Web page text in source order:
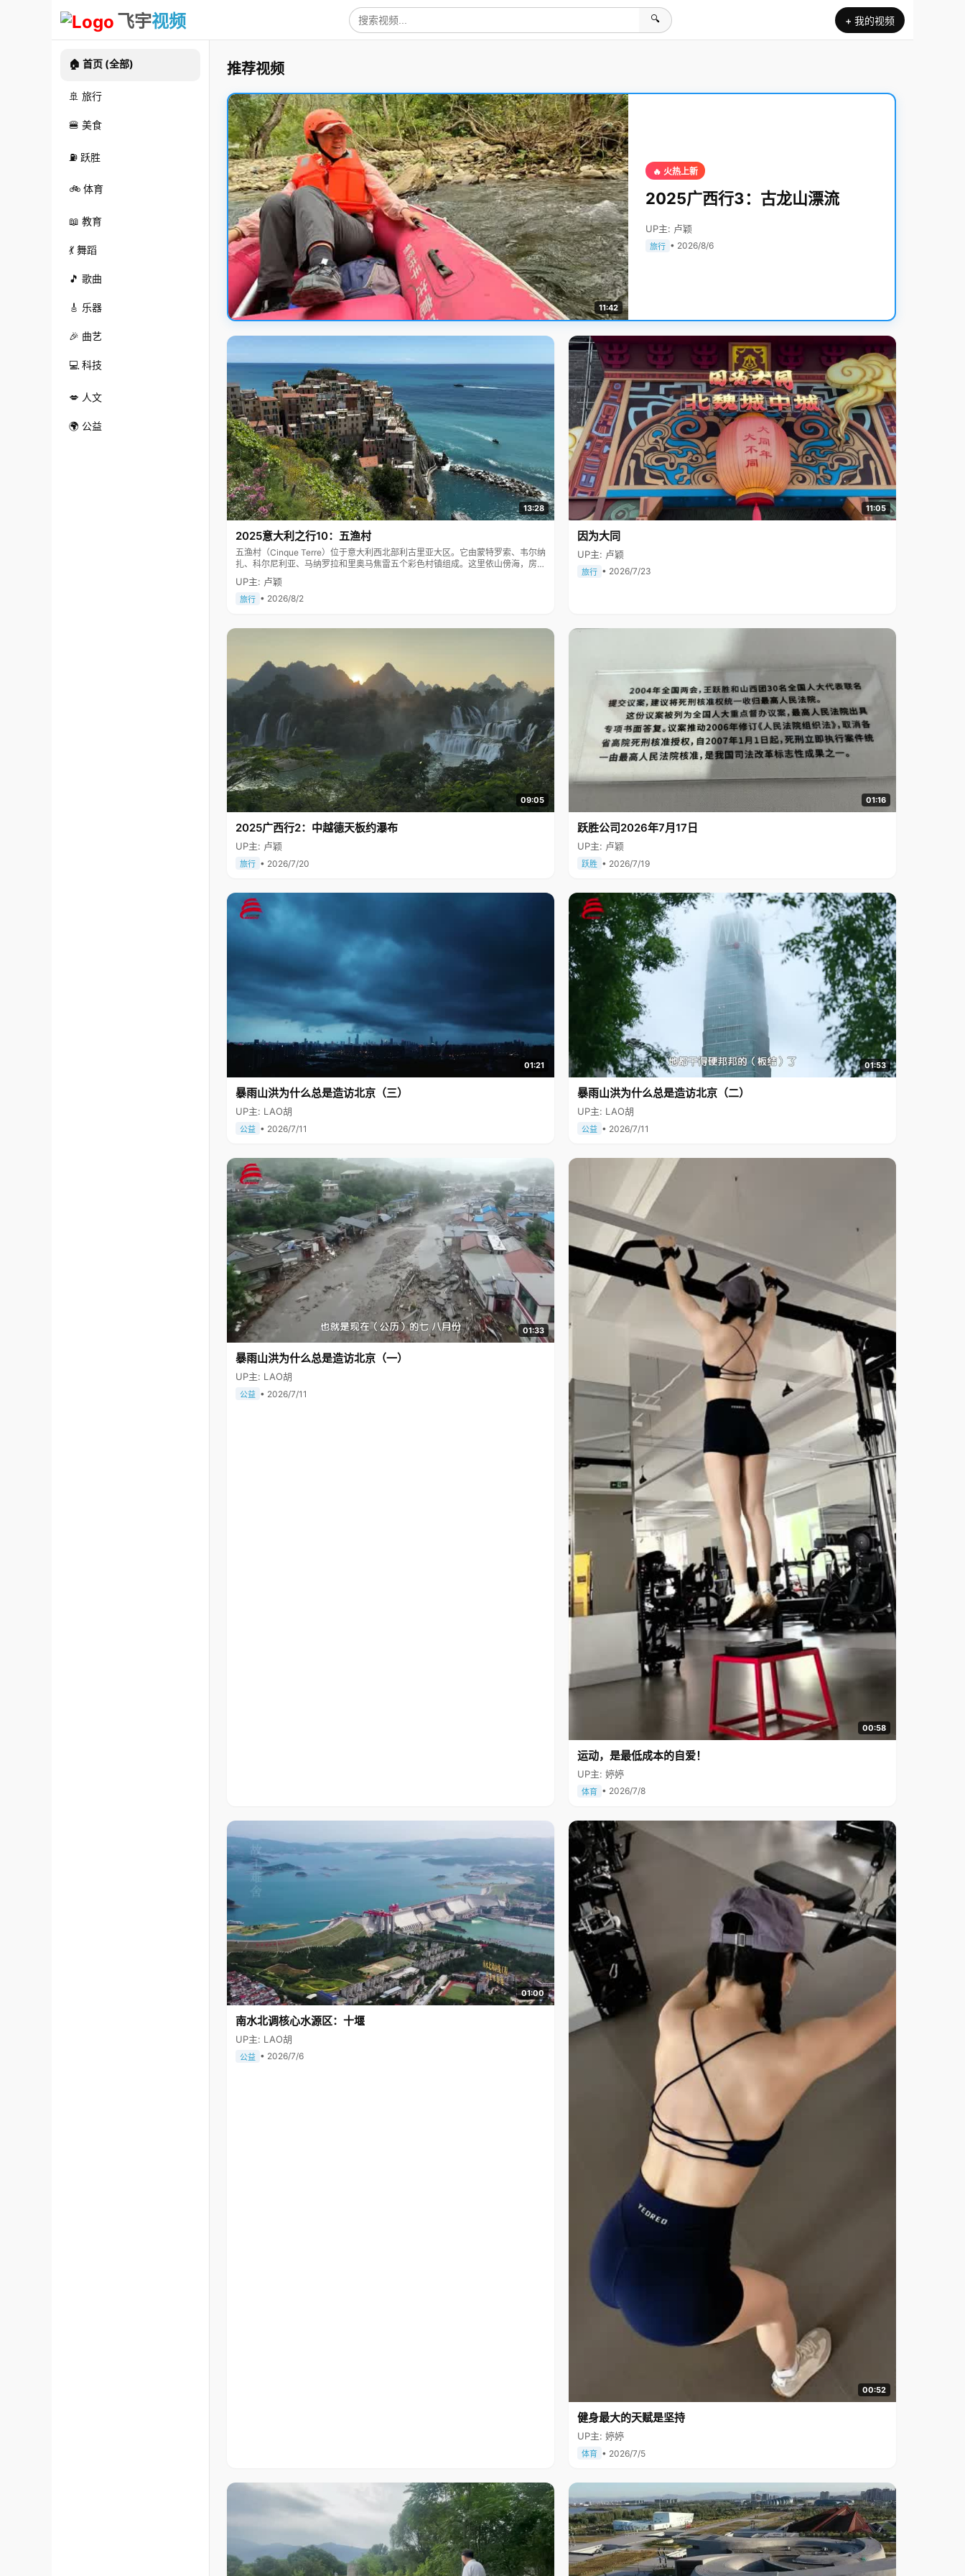
飞宇视频 🔍 + 我的视频
🏠 首页 (全部)
🚢 旅行
🍔 美食
⛽ 跃胜
🚲 体育
📖 教育
💃 舞蹈
🎵 歌曲
🎸 乐器
🎉 曲艺
💻 科技
💋 人文
🌍 公益
推荐视频
11:42
🔥 火热上新
2025广西行3：古龙山漂流
UP主: 卢颖
旅行 • 2026/8/6
13:28
2025意大利之行10：五渔村
五渔村（Cinque Terre）位于意大利西北部利古里亚大区。它由蒙特罗索、韦尔纳
扎、科尔尼利亚、马纳罗拉和里奥马焦雷五个彩色村镇组成。这里依山傍海，房屋
色彩斑斓，1997年被列为世界文化遗产。
UP主: 卢颖
旅行 • 2026/8/2
11:05
因为大同
UP主: 卢颖
旅行 • 2026/7/23
09:05
2025广西行2：中越德天板约瀑布
UP主: 卢颖
旅行 • 2026/7/20
01:16
跃胜公司2026年7月17日
UP主: 卢颖
跃胜 • 2026/7/19
01:21
暴雨山洪为什么总是造访北京（三）
UP主: LAO胡
公益 • 2026/7/11
01:53
暴雨山洪为什么总是造访北京（二）
UP主: LAO胡
公益 • 2026/7/11
01:33
暴雨山洪为什么总是造访北京（一）
UP主: LAO胡
公益 • 2026/7/11
00:58
运动，是最低成本的自爱！
UP主: 婷婷
体育 • 2026/7/8
01:00
南水北调核心水源区：十堰
UP主: LAO胡
公益 • 2026/7/6
00:52
健身最大的天赋是坚持
UP主: 婷婷
体育 • 2026/7/5